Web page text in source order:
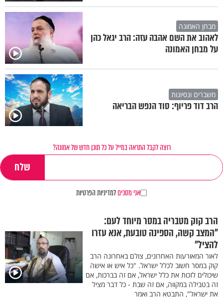
מבחן האמונה
לאהוב את השם אהבה עזה: הרב יגאל כהן
על מבחן האמונה
משברים ונסיונות
הרב דוד פריוף: סוד הנפש הבריאה
רוצה לקבל התראה במייל על כל תוכן חדש של אמונה?
אני מסכיםלמדיניות הפרטיות
הרב קוק מטבריה במסר מיוחד לעם:
"המצב קשה, הספינה טובעת, אנא עזרו
להציל"
לאור המאורעות האחרונים, צולם באחרונה הרב
קוק במסר חשוב לכלל ישראל. "כל איש או אישה
שיכולים לזכות את כלל ישראל, אם זה בברכות, אם
זה בטבילה במקווה, אם זה שבת - כל דבר מציל
את ישראל", התבטא הרב ואמר